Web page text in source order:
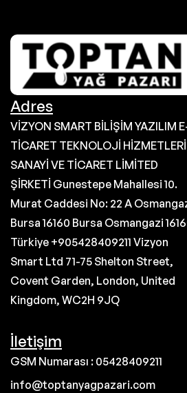
Adres
VİZYON SMART BİLİŞİM YAZILIM
TİCARET TEKNOLOJİ HİZMETLERİ
SANAYİ VE TİCARET LİMİTED
ŞİRKETİ Gunestepe Mahallesi 10.
Murat Caddesi No: 22 A
Bursa 16160 Bursa Osmangazi
Türkiye +905428409211 Vizyon
Smart Ltd 71-75 Shelton Street,
Covent Garden, London, United
Kingdom, WC2H 9JQ
İletişim
GSM Numarası : 05428409211
info@toptanyagpazari.com